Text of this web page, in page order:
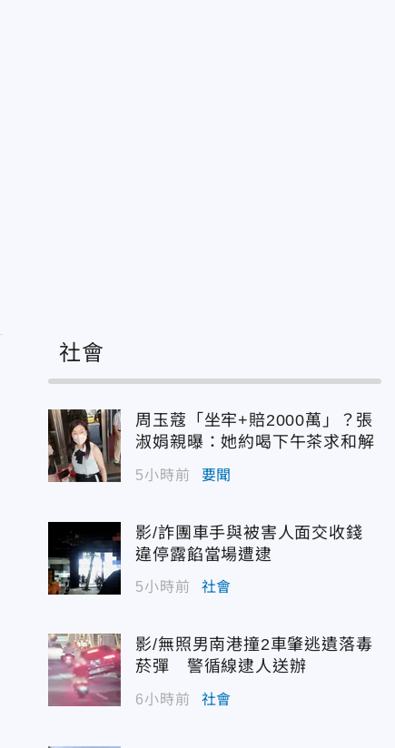
社會
周玉蔻「坐牢+賠2000萬」？張
淑娟親曝：她約喝下午茶求和解
5小時前 要聞
影/詐團車手與被害人面交收錢
違停露餡當場遭逮
5小時前 社會
影/無照男南港撞2車肇逃遺落毒
菸彈 警循線逮人送辦
6小時前 社會